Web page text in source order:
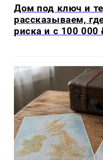
Дом под ключ и
рассказываем,
риска и с 100